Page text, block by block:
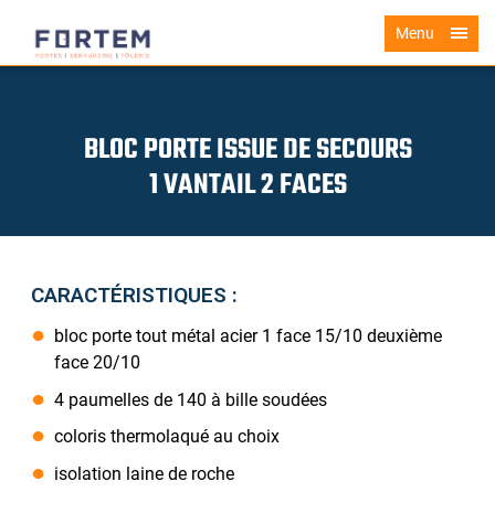
Menu
BLOC PORTE ISSUE DE SECOURS
1 VANTAIL 2 FACES
CARACTÉRISTIQUES :
bloc porte tout métal acier 1 face 15/10 deuxième
face 20/10
4 paumelles de 140 à bille soudées
coloris thermolaqué au choix
isolation laine de roche